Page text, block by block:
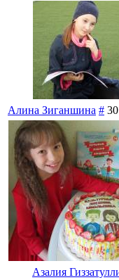
Алина Зиганшина #
Азалия